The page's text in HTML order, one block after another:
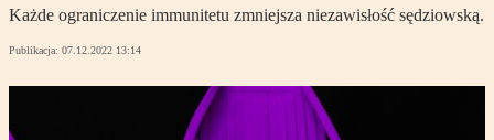
Każde ograniczenie immunitetu zmniejsza niezawisłość sędziowską.
Publikacja: 07.12.2022 13:14